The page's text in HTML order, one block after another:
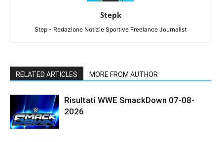
Stepk
Step - Redazione Notizie Sportive Freelance Journalist
RELATED ARTICLES MORE FROM AUTHOR
Risultati WWE SmackDown 07-08-
2026